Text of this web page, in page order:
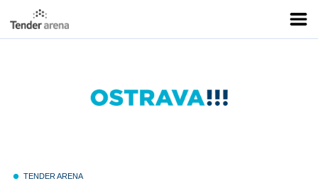
fiber_manual_record TENDER ARENA